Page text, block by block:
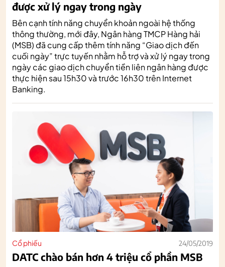
được xử lý ngay trong ngày
Bên cạnh tính năng chuyển khoản ngoài hệ thống
thông thường, mới đây, Ngân hàng TMCP Hàng hải
(MSB) đã cung cấp thêm tính năng “Giao dịch đến
cuối ngày” trực tuyến nhằm hỗ trợ và xử lý ngay trong
ngày các giao dịch chuyển tiền liên ngân hàng được
thực hiện sau 15h30 và trước 16h30 trên Internet
Banking.
Cổ phiếu 24/05/2019
DATC chào bán hơn 4 triệu cổ phần MSB